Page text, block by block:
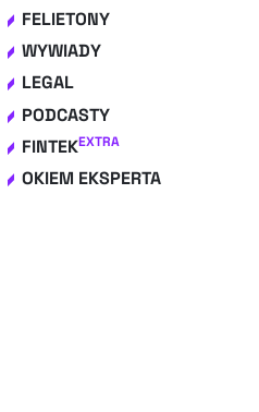
FELIETONY
WYWIADY
LEGAL
PODCASTY
FINTEKEXTRA
OKIEM EKSPERTA